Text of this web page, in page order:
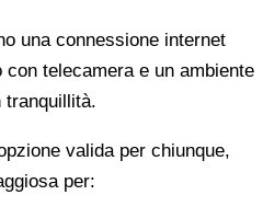
una connessione internet
telecamera e un ambiente
tranquillità.
valida per chiunque,
per: